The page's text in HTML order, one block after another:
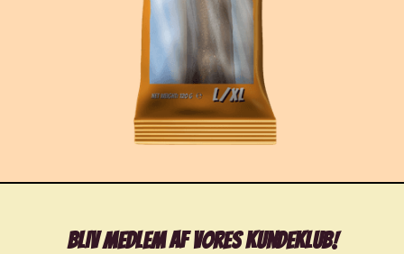
Bliv medlem af vores kundeklub!